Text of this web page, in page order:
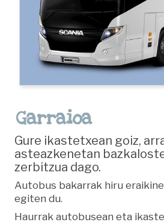
Garraioa
Gure ikastetxean goiz,
asteazkenetan
zerbitzua dago.
Autobus bakarrak hiru
egiten du.
Haurrak autobusean eta